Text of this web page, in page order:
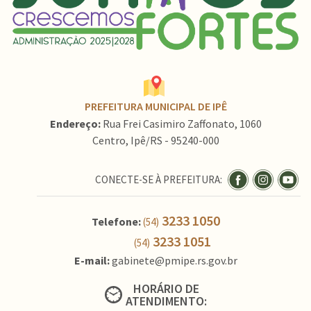
PREFEITURA MUNICIPAL DE IPÊ
Endereço: Rua Frei Casimiro Zaffonato, 1060
Centro, Ipê/RS - 95240-000
CONECTE-SE À PREFEITURA:
Telefone:(54) 3233 1050
(54) 3233 1051
E-mail:gabinete@pmipe.rs.gov.br
HORÁRIO DE
ATENDIMENTO: